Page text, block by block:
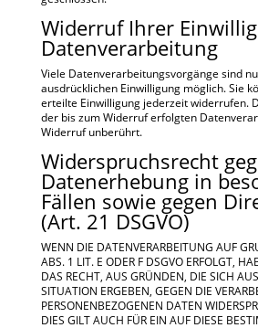
Widerruf Ihrer
Datenverarbeitung
Viele Datenverarbeitungsvorgänge sind
ausdrücklichen Einwilligung möglich. Sie
erteilte Einwilligung jederzeit widerrufen.
der bis zum Widerruf erfolgten
Widerruf unberührt.
Widerspruchsrecht
Datenerhebung in
Fällen sowie gegen
(Art. 21 DSGVO)
WENN DIE DATENVERARBEITUNG AUF
ABS. 1 LIT. E ODER F DSGVO ERFOLGT,
DAS RECHT, AUS GRÜNDEN, DIE SICH
SITUATION ERGEBEN, GEGEN DIE
PERSONENBEZOGENEN DATEN
DIES GILT AUCH FÜR EIN AUF DIESE